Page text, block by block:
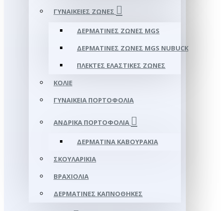
ΓΥΝΑΙΚΕΊΕΣ ΖΏΝΕΣ
ΔΕΡΜΆΤΙΝΕΣ ΖΏΝΕΣ MGS
ΔΕΡΜΆΤΙΝΕΣ ΖΏΝΕΣ MGS NUBUCK
ΠΛΕΚΤΈΣ ΕΛΑΣΤΙΚΈΣ ΖΏΝΕΣ
ΚΟΛΙΈ
ΓΥΝΑΙΚΕΊΑ ΠΟΡΤΟΦΌΛΙΑ
ΑΝΔΡΙΚΆ ΠΟΡΤΟΦΌΛΙΑ
ΔΕΡΜΆΤΙΝΑ ΚΑΒΟΥΡΆΚΙΑ
ΣΚΟΥΛΑΡΊΚΙΑ
ΒΡΑΧΙΌΛΙΑ
ΔΕΡΜΆΤΙΝΕΣ ΚΑΠΝΟΘΉΚΕΣ